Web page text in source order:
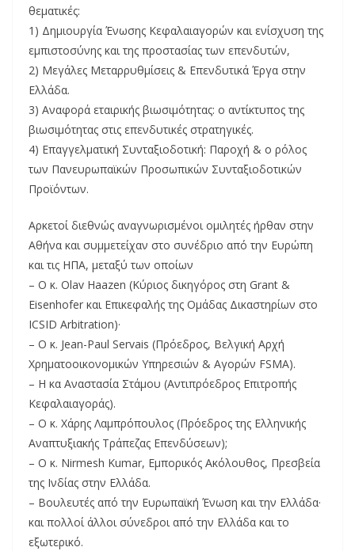
θεματικές:
1) Δημιουργία Ένωσης Κεφαλαιαγορών και ενίσχυση της
εμπιστοσύνης και της προστασίας των επενδυτών,
2) Μεγάλες Μεταρρυθμίσεις & Επενδυτικά Έργα στην
Ελλάδα.
3) Αναφορά εταιρικής βιωσιμότητας: ο αντίκτυπος της
βιωσιμότητας στις επενδυτικές στρατηγικές.
4) Επαγγελματική Συνταξιοδοτική: Παροχή & ο ρόλος
των Πανευρωπαϊκών Προσωπικών Συνταξιοδοτικών
Προϊόντων.
Αρκετοί διεθνώς αναγνωρισμένοι ομιλητές ήρθαν στην
Αθήνα και συμμετείχαν στο συνέδριο από την Ευρώπη
και τις ΗΠΑ, μεταξύ των οποίων
– Ο κ. Olav Haazen (Κύριος δικηγόρος στη Grant &
Eisenhofer και Επικεφαλής της Ομάδας Δικαστηρίων στο
ICSID Arbitration)·
– Ο κ. Jean-Paul Servais (Πρόεδρος, Βελγική Αρχή
Χρηματοοικονομικών Υπηρεσιών & Αγορών FSMA).
– Η κα Αναστασία Στάμου (Αντιπρόεδρος Επιτροπής
Κεφαλαιαγοράς).
– Ο κ. Χάρης Λαμπρόπουλος (Πρόεδρος της Ελληνικής
Αναπτυξιακής Τράπεζας Επενδύσεων);
– Ο κ. Nirmesh Kumar, Εμπορικός Ακόλουθος, Πρεσβεία
της Ινδίας στην Ελλάδα.
– Βουλευτές από την Ευρωπαϊκή Ένωση και την Ελλάδα·
και πολλοί άλλοι σύνεδροι από την Ελλάδα και το
εξωτερικό.